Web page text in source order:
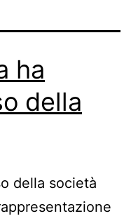
ha
della
della società